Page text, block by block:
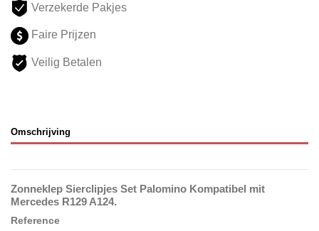
Verzekerde Pakjes
Faire Prijzen
Veilig Betalen
Omschrijving
Zonneklep Sierclipjes Set Palomino Kompatibel mit
Mercedes R129 A124.
Reference